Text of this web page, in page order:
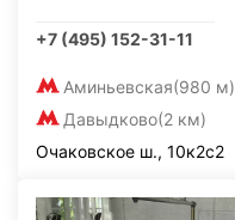
+7 (495) 152-31-11
Аминьевская(980 м)
Давыдково(2 км)
Очаковское ш., 10к2с2